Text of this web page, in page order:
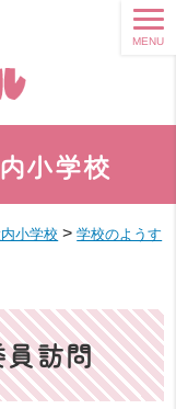
小学校
MENU
小学校 >学校のようす
訪問